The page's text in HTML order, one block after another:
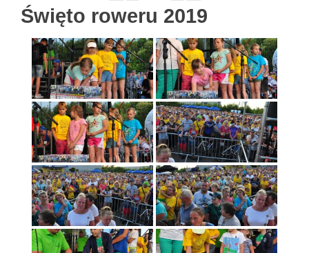
Święto roweru 2019